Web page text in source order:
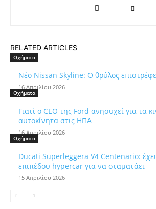
RELATED ARTICLES
Οχήματα
Νέο Nissan Skyline: Ο θρύλος
16 Απριλίου 2026
Οχήματα
Γιατί ο CEO της Ford ανησυχεί για τα
αυτοκίνητα στις ΗΠΑ
16 Απριλίου 2026
Οχήματα
Ducati Superleggera V4 Centenario:
επιπέδου hypercar για να σταματάει
15 Απριλίου 2026